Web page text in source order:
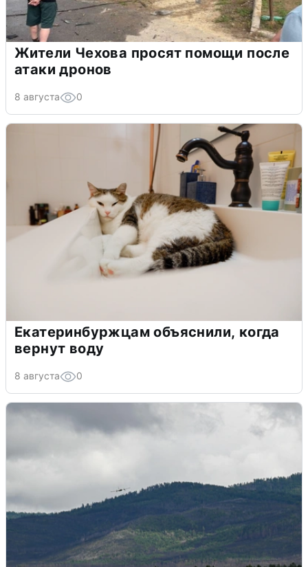
Жители Чехова просят помощи после
атаки дронов
8 августа 0
Екатеринбуржцам объяснили, когда
вернут воду
8 августа 0